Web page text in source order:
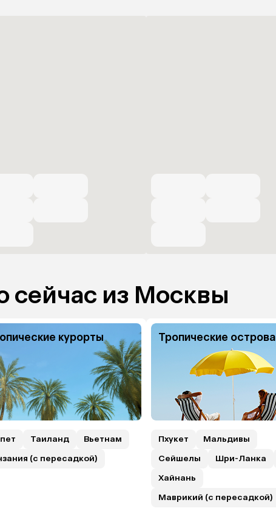
сейчас из Москвы
курорты
Таиланд
Вьетнам
(с пересадкой)
Тропические острова
Пхукет
Мальдивы
Сейшелы
Шри-Ланка
Хайнань
Маврикий (с пересадкой)